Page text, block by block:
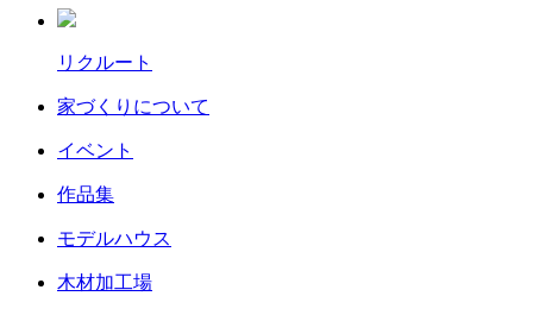
リクルート
家づくりについて
イベント
作品集
モデルハウス
木材加工場